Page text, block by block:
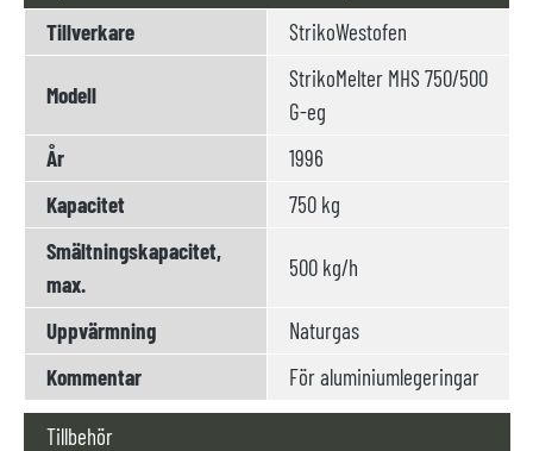
Tillverkare
StrikoWestofen
Modell
StrikoMelter MHS 750/500
G-eg
År
1996
Kapacitet
750 kg
Smältningskapacitet,
max.
500 kg/h
Uppvärmning
Naturgas
Kommentar
För aluminiumlegeringar
Tillbehör